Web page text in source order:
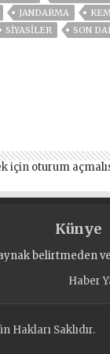
JANDARMA
SİYASİLER
SON
için oturum
Künye
belirtmeden
Haber
Hakları Saklıdır.